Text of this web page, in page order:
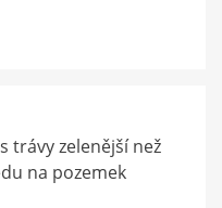
trávy zelenější než
na pozemek